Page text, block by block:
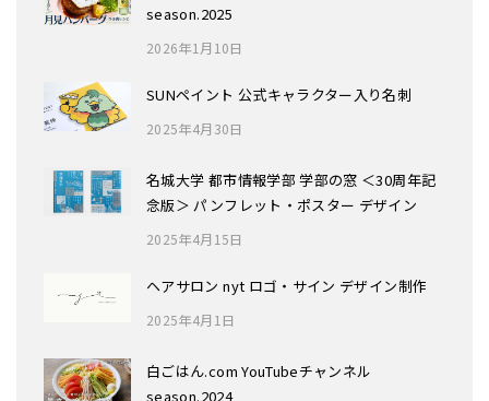
season.2025
2026年1月10日
SUNペイント 公式キャラクター入り名刺
2025年4月30日
名城大学 都市情報学部 学部の窓 ＜30周年記
念版＞ パンフレット・ポスター デザイン
2025年4月15日
ヘアサロン nyt ロゴ・サイン デザイン制作
2025年4月1日
白ごはん.com YouTubeチャンネル
season.2024